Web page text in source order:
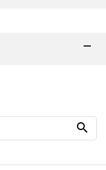
search